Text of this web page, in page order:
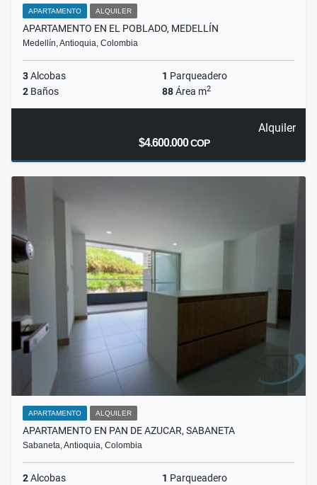
APARTAMENTO ALQUILER
APARTAMENTO EN EL POBLADO, MEDELLÍN
Medellín, Antioquia, Colombia
3Alcobas 1 Parqueadero
2 Baños 88Área m2
Alquiler
$4.600.000COP
APARTAMENTO ALQUILER
APARTAMENTO EN PAN DE AZUCAR, SABANETA
Sabaneta, Antioquia, Colombia
2Alcobas 1 Parqueadero